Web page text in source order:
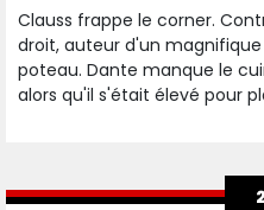
Clauss frappe le corner.
droit, auteur d'un
poteau. Dante manque le
alors qu'il s'était élevé pour